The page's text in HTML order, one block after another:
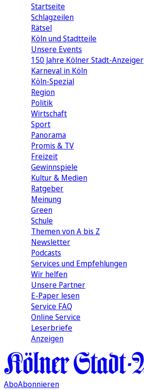
Startseite
Schlagzeilen
Rätsel
Köln und Stadtteile
Unsere Events
150 Jahre Kölner Stadt-Anzeiger
Karneval in Köln
Köln-Spezial
Region
Politik
Wirtschaft
Sport
Panorama
Promis & TV
Freizeit
Gewinnspiele
Kultur & Medien
Ratgeber
Meinung
Green
Schule
Themen von A bis Z
Newsletter
Podcasts
Services und Empfehlungen
Wir helfen
Unsere Partner
E-Paper lesen
Service FAQ
Online Service
Leserbriefe
Anzeigen
AboAbonnieren